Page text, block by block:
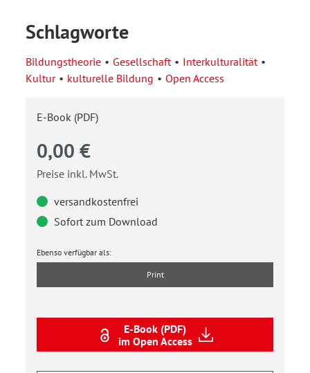
Schlagworte
Bildungstheorie Gesellschaft
Interkulturalität
Kultur
kulturelle Bildung Open Access
E-Book (PDF)
0,00 €
Preise inkl. MwSt.
versandkostenfrei
Sofort zum Download
Ebenso verfügbar als:
Print
E-Book (PDF)
im Open Access